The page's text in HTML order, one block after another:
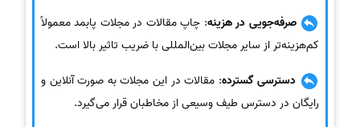
صرفه‌جویی در هزینه: چاپ مقالات در مجلات پابمد معمولاً
کم‌هزینه‌تر از سایر مجلات بین‌المللی با ضریب تاثیر بالا است.
دسترسی گسترده: مقالات در این مجلات به صورت آنلاین و
رایگان در دسترس طیف وسیعی از مخاطبان قرار می‌گیرد.